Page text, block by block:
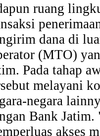
Dan
23 Juli 2026. PT
pertumbuhan ekonomi
dan Investasi
pada Kamis...
ruang
dana di
(MTO)
Pada tahap
melayani
negara
Bank
akses